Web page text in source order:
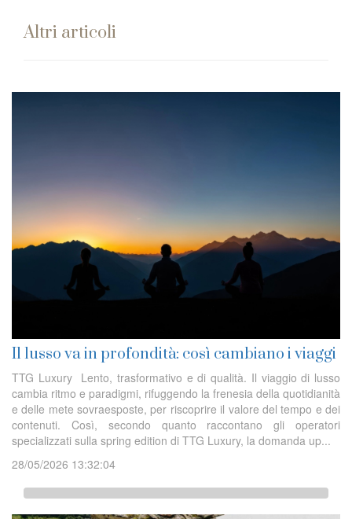
Altri articoli
Il lusso va in profondità: così cambiano i viaggi
TTG Luxury Lento, trasformativo e di qualità. Il viaggio di lusso
cambia ritmo e paradigmi, rifuggendo la frenesia della quotidianità
e delle mete sovraesposte, per riscoprire il valore del tempo e dei
contenuti. Così, secondo quanto raccontano gli operatori
specializzati sulla spring edition di TTG Luxury, la domanda up...
28/05/2026 13:32:04